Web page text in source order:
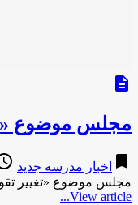
description
مجلس موضوع
bookmark اخبار مدرسه جدید
مجلس موضوع «تغییر
View article...